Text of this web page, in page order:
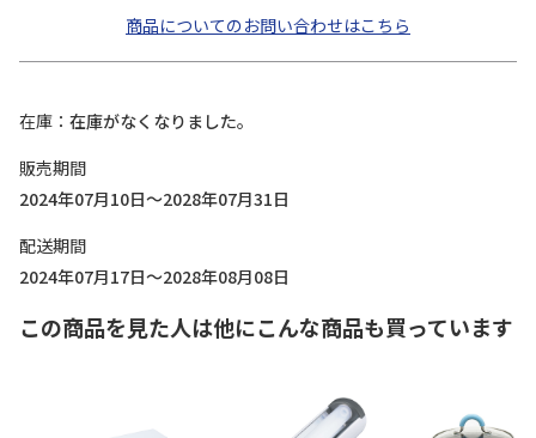
商品についてのお問い合わせはこちら
在庫
在庫がなくなりました。
販売期間
2024年07月10日～2028年07月31日
配送期間
2024年07月17日～2028年08月08日
この商品を見た人は他にこんな商品も買っています